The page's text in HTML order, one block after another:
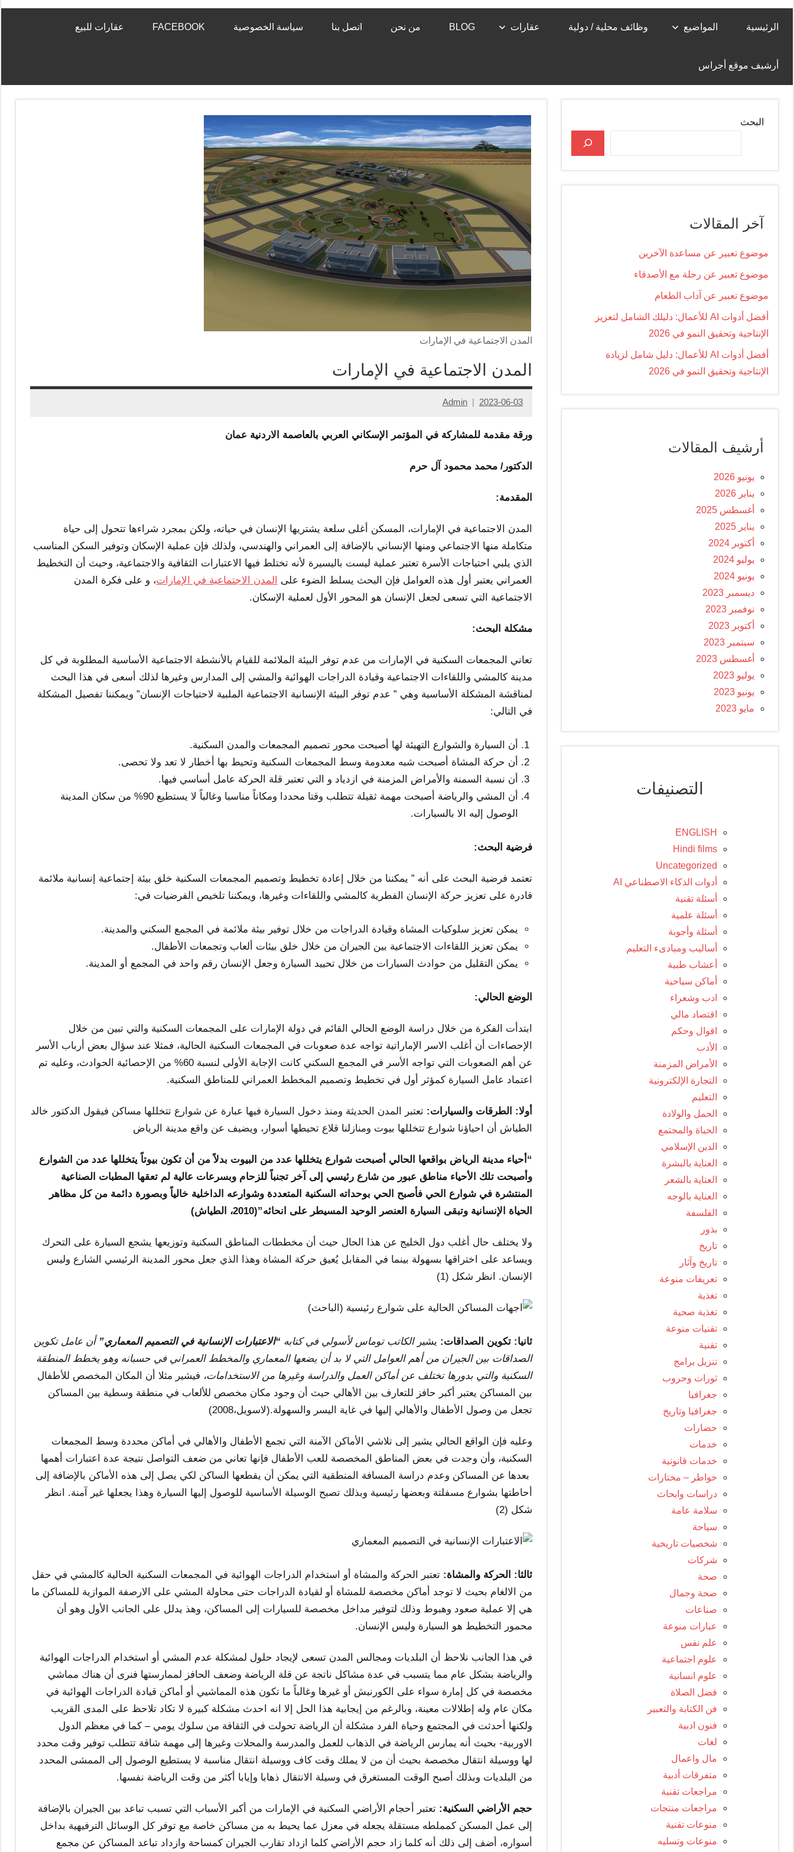
الرئيسية المواضيع وظائف محلية / دولية عقارات BLOG من نحن اتصل بنا سياسة الخصوصية FACEBOOK عقارات للبيع
أرشيف موقع أجراس
المدن الاجتماعية في الإمارات
المدن الاجتماعية في الإمارات
2023-06-03
Admin
ورقة مقدمة للمشاركة في المؤتمر الإسكاني العربي بالعاصمة الاردنية عمان
الدكتور/ محمد محمود آل حرم
المقدمة:
المدن الاجتماعية في الإمارات، المسكن أغلى سلعة يشتريها الإنسان في حياته، ولكن بمجرد شراءها تتحول إلى حياة
متكاملة منها الاجتماعي ومنها الإنساني بالإضافة إلى العمراني والهندسي، ولذلك فإن عملية الإسكان وتوفير السكن المناسب
الذي يلبي احتياجات الأسرة تعتبر عملية ليست باليسيرة لأنه تختلط فيها الاعتبارات الثقافية والاجتماعية، وحيث أن التخطيط
العمراني يعتبر أول هذه العوامل فإن البحث يسلط الضوء على
المدن الاجتماعية في الإمارات، و على فكرة المدن
الاجتماعية التي تسعى لجعل الإنسان هو المحور الأول لعملية الإسكان.
مشكلة البحث:
تعاني المجمعات السكنية في الإمارات من عدم توفر البيئة الملائمة للقيام بالأنشطة الاجتماعية الأساسية المطلوبة في كل
مدينة كالمشي واللقاءات الاجتماعية وقيادة الدراجات الهوائية والمشي إلى المدارس وغيرها لذلك أسعى في هذا البحث
لمناقشة المشكلة الأساسية وهي ” عدم توفر البيئة الإنسانية الاجتماعية الملبية لاحتياجات الإنسان” ويمكننا تفصيل المشكلة
في التالي:
أن السيارة والشوارع التهيئة لها أصبحت محور تصميم المجمعات والمدن السكنية.
أن حركة المشاة أصبحت شبه معدومة وسط المجمعات السكنية وتحيط بها أخطار لا تعد ولا تحصى.
أن نسبة السمنة والأمراض المزمنة في ازدياد و التي تعتبر قلة الحركة عامل أساسي فيها.
أن المشي والرياضة أصبحت مهمة ثقيلة تتطلب وقتا محددا ومكاناً مناسبا وغالباً لا يستطيع 90% من سكان المدينة
الوصول إليه الا بالسيارات.
فرضية البحث:
تعتمد فرضية البحث على أنه ” يمكننا من خلال إعادة تخطيط وتصميم المجمعات السكنية خلق بيئة إجتماعية إنسانية ملائمة
قادرة على تعزيز حركة الإنسان الفطرية كالمشي واللقاءات وغيرها، ويمكننا تلخيص الفرضيات في:
يمكن تعزيز سلوكيات المشاة وقيادة الدراجات من خلال توفير بيئة ملائمة في المجمع السكني والمدينة.
يمكن تعزيز اللقاءات الاجتماعية بين الجيران من خلال خلق بيئات ألعاب وتجمعات الأطفال.
يمكن التقليل من حوادث السيارات من خلال تحييد السيارة وجعل الإنسان رقم واحد في المجمع أو المدينة.
الوضع الحالي:
ابتدأت الفكرة من خلال دراسة الوضع الحالي القائم في دولة الإمارات على المجمعات السكنية والتي تبين من خلال
الإحصاءات أن أغلب الاسر الإماراتية تواجه عدة صعوبات في المجمعات السكنية الحالية، فمثلا عند سؤال بعض أرباب الأسر
عن أهم الصعوبات التي تواجه الأسر في المجمع السكني كانت الإجابة الأولى لنسبة 60% من الإحصائية الحوادث، وعليه تم
اعتماد عامل السيارة كمؤثر أول في تخطيط وتصميم المخطط العمراني للمناطق السكنية.
أولا: الطرقات والسيارات: تعتبر المدن الحديثة ومنذ دخول السيارة فيها عبارة عن شوارع تتخللها مساكن فيقول الدكتور خالد
الطياش أن احياؤنا شوارع تتخللها بيوت ومنازلنا قلاع تحيطها أسوار، ويضيف عن واقع مدينة الرياض
“أحياء مدينة الرياض بواقعها الحالي أصبحت شوارع يتخللها عدد من البيوت بدلاً من أن تكون بيوتاً يتخللها عدد من الشوارع
وأصبحت تلك الأحياء مناطق عبور من شارع رئيسي إلى آخر تجنباً للزحام وبسرعات عالية لم تعقها المطبات الصناعية
المنتشرة في شوارع الحي فأصبح الحي بوحداته السكنية المتعددة وشوارعه الداخلية خالياً وبصورة دائمة من كل مظاهر
الحياة الإنسانية وتبقى السيارة العنصر الوحيد المسيطر على انحائه”(2010، الطياش)
ولا يختلف حال أغلب دول الخليج عن هذا الحال حيث أن مخططات المناطق السكنية وتوزيعها يشجع السيارة على التحرك
ويساعد على اختراقها بسهولة بينما في المقابل يُعيق حركة المشاة وهذا الذي جعل محور المدينة الرئيسي الشارع وليس
الإنسان. انظر شكل (1)
ثانيا: تكوين الصداقات: يشيرالكاتب توماس لأسولي في كتابه “الاعتبارات الإنسانية في التصميم المعماري”أن عامل تكوين
الصداقات بين الجيران من أهم العوامل التي لا بد أن يضعها المعماري والمخطط العمراني في حسبانه وهو يخطط المنطقة
السكنية والتي بدورها تختلف عن أماكن العمل والدراسة وغيرها من الاستخدامات، فيشير مثلا أن المكان المخصص للأطفال
بين المساكن يعتبر أكبر حافز للتعارف بين الأهالي حيث أن وجود مكان مخصص للألعاب في منطقة وسطية بين المساكن
تجعل من وصول الأطفال والأهالي إليها في غاية اليسر والسهولة.(لاسويل،2008)
وعليه فإن الواقع الحالي يشير إلى تلاشي الأماكن الآمنة التي تجمع الأطفال والأهالي في أماكن محددة وسط المجمعات
السكنية، وأن وجدت في بعض المناطق المخصصة للعب الأطفال فإنها تعاني من ضعف التواصل نتيجة عدة اعتبارات أهمها
بعدها عن المساكن وعدم دراسة المسافة المنطقية التي يمكن أن يقطعها الساكن لكي يصل إلى هذه الأماكن بالإضافة إلى
أحاطتها بشوارع مسفلتة وبعضها رئيسية وبذلك تصبح الوسيلة الأساسية للوصول إليها السيارة وهذا يجعلها غير آمنة. انظر
شكل (2)
ثالثا: الحركة والمشاة: تعتبر الحركة والمشاة أو استخدام الدراجات الهوائية في المجمعات السكنية الحالية كالمشي في حقل
من الالغام بحيث لا توجد أماكن مخصصة للمشاة أو لقيادة الدراجات حتى محاولة المشي على الارصفة الموازية للمساكن ما
هي إلا عملية صعود وهبوط وذلك لتوفير مداخل مخصصة للسيارات إلى المساكن، وهذ يدلل على الجانب الأول وهو أن
محمور التخطيط هو السيارة وليس الإنسان.
في هذا الجانب نلاحظ أن البلديات ومجالس المدن تسعى لإيجاد حلول لمشكلة عدم المشي أو استخدام الدراجات الهوائية
والرياضة بشكل عام مما يتسبب في عدة مشاكل ناتجة عن قلة الرياضة وضعف الحافز لممارستها فنرى أن هناك مماشي
مخصصة في كل إمارة سواء على الكورنيش أو غيرها وغالباً ما تكون هذه المماشيي أو أماكن قيادة الدراجات الهوائية في
مكان عام وله إطلالات معينة، وبالرغم من إيجابية هذا الحل إلا انه احدث مشكلة كبيرة لا تكاد تلاحظ على المدى القريب
ولكنها أحدثت في المجتمع وحياة الفرد مشكلة أن الرياضة تحولت في الثقافة من سلوك يومي – كما في معظم الدول
الاوربية- بحيث أنه يمارس الرياضة في الذهاب للعمل والمدرسة والمحلات وغيرها إلى مهمة شاقة تتطلب توفير وقت محدد
لها ووسيلة انتقال مخصصة بحيث أن من لا يملك وقت كاف ووسيلة انتقال مناسبة لا يستطيع الوصول إلى الممشى المحدد
من البلديات وبذلك أصبح الوقت المستغرق في وسيلة الانتقال ذهابا وإيابا أكثر من وقت الرياضة نفسها.
حجم الأراضي السكنية: تعتبر أحجام الأراضي السكنية في الإمارات من أكبر الأسباب التي تسبب تباعد بين الجيران بالإضافة
إلى عمل المسكن كمملطه مستقلة يجعله في معزل عما يحيط به من مساكن خاصة مع توفر كل الوسائل الترفيهية بداخل
أسواره، أضف إلى ذلك أنه كلما زاد حجم الأراضي كلما ازداد تقارب الجيران كمساحة وازداد تباعد المساكن عن مجمع
البحث
آخر المقالات
موضوع تعبير عن مساعدة الآخرين
موضوع تعبير عن رحلة مع الأصدقاء
موضوع تعبير عن آداب الطعام
أفضل أدوات AI للأعمال: دليلك الشامل لتعزيز
الإنتاجية وتحقيق النمو في 2026
أفضل أدوات AI للأعمال: دليل شامل لزيادة
الإنتاجية وتحقيق النمو في 2026
أرشيف المقالات
يونيو 2026
يناير 2026
أغسطس 2025
يناير 2025
أكتوبر 2024
يوليو 2024
يونيو 2024
ديسمبر 2023
نوفمبر 2023
أكتوبر 2023
سبتمبر 2023
أغسطس 2023
يوليو 2023
يونيو 2023
مايو 2023
التصنيفات
ENGLISH
Hindi films
Uncategorized
أدوات الذكاء الاصطناعي AI
أسئلة تقنية
أسئلة علمية
أسئلة وأجوبة
أساليب ومبادىء التعليم
أعشاب طبية
أماكن سياحية
ادب وشعراء
اقتصاد مالي
اقوال وحكم
الأدب
الأمراض المزمنة
التجارة الإلكترونية
التعليم
الحمل والولادة
الحياة والمجتمع
الدين الإسلامي
العناية بالبشرة
العناية بالشعر
العناية بالوجه
الفلسفة
بذور
تاريخ
تاريخ وآثار
تعريفات منوعة
تغذية
تغذية صحية
تقنيات منوعة
تقنية
تنزيل برامج
ثورات وحروب
جغرافيا
جغرافيا وتاريخ
حضارات
خدمات
خدمات قانونية
خواطر – مختارات
دراسات وابحاث
سلامة عامة
سياحة
شخصيات تاريخية
شركات
صحة
صحة وجمال
صناعات
عبارات منوعة
علم نفس
علوم اجتماعية
علوم انسانية
فضل الصلاة
فن الكتابة والتعبير
فنون ادبية
لغات
مال واعمال
متفرقات أدبية
مراجعات تقنية
مراجعات منتجات
منوعات تقنية
منوعات وتسليه